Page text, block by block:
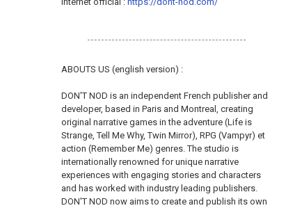
ABOUTS US (english version) :
DON'T NOD is an independent French publisher and
developer, based in Paris and Montreal, creating
original narrative games in the adventure (Life is
Strange, Tell Me Why, Twin Mirror), RPG (Vampyr) et
action (Remember Me) genres. The studio is
internationally renowned for unique narrative
experiences with engaging stories and characters
and has worked with industry leading publishers.
DON'T NOD now aims to create and publish its own